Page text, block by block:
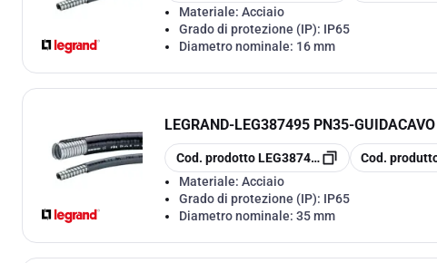
Materiale: Acciaio
Grado di protezione (IP): IP65
Diametro nominale: 16 mm
LEGRAND-LEG387495 PN35-
copia
Cod. prodottoLEG387495 copia
Cod.
Materiale: Acciaio
Grado di protezione (IP): IP65
Diametro nominale: 35 mm